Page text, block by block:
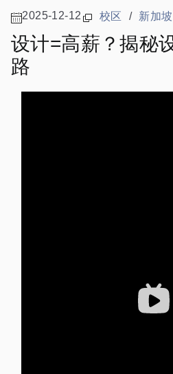
2025-12-12 校区 / 新加坡
设计=高薪？揭秘
路